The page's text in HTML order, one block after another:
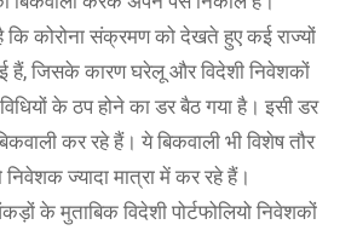
कि कोरोना संक्रमण को देखते हुए कई राज्यों
हैं, जिसके कारण घरेलू और विदेशी निवेशकों
के ठप होने का डर बैठ गया है। इसी डर
कर रहे हैं। ये बिकवाली भी विशेष तौर
निवेशक ज्यादा मात्रा में कर रहे हैं।
के मुताबिक विदेशी पोर्टफोलियो निवेशकों